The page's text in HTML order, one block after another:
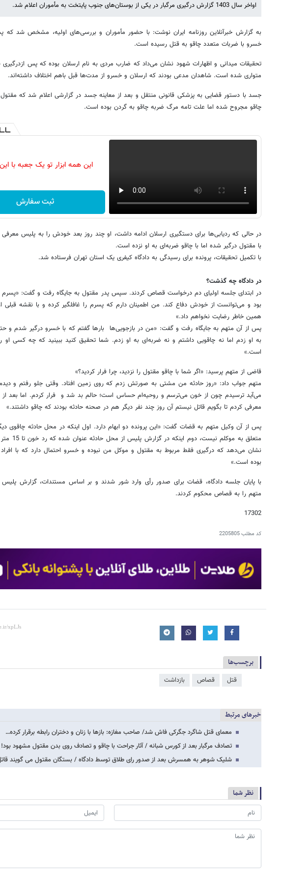
اواخر سال 1403 گزارش درگیری مرگبار در یکی از بوستان‌های جنوب پایتخت به مأموران اعلام شد.
به گزارش خبرآنلاین روزنامه ایران نوشت: با حضور مأموران و بررسی‌های اولیه، مشخص شد که
خسرو با ضربات متعدد چاقو به قتل رسیده است.
تحقیقات میدانی و اظهارات شهود نشان می‌داد که ضارب مردی به نام ارسلان بوده که پس ازدرگیری
متواری شده است. شاهدان مدعی بودند که ارسلان و خسرو از مدت‌ها قبل باهم اختلاف داشته‌اند.
جسد با دستور قضایی به پزشکی قانونی منتقل و بعد از معاینه جسد در گزارشی اعلام شد که
چاقو مجروح شده اما علت تامه مرگ ضربه چاقو به گردن بوده است.
این همه ابزار تو یک جعبه با
ثبت سفارش
در حالی که ردیابی‌ها برای دستگیری ارسلان ادامه داشت، او چند روز بعد خودش را به پلیس
با مقتول درگیر شده اما با چاقو ضربه‌ای به او نزده است.
با تکمیل تحقیقات، پرونده برای رسیدگی به دادگاه کیفری یک استان تهران فرستاده شد.
در دادگاه چه گذشت؟
در ابتدای جلسه اولیای دم درخواست قصاص کردند. سپس پدر مقتول به جایگاه رفت و گفت:
بود و می‌توانست از خودش دفاع کند. من اطمینان دارم که پسرم را غافلگیر کرده و با نقشه قبلی
همین خاطر رضایت نخواهم داد.»
پس از آن متهم به جایگاه رفت و گفت: «من در بازجویی‌ها بارها گفتم که با خسرو درگیر شدم
به او زدم اما نه چاقویی داشتم و نه ضربه‌ای به او زدم. شما تحقیق کنید ببینید که چه کسی او
است.»
قاضی از متهم پرسید: «اگر شما با چاقو مقتول را نزدید، چرا فرار کردید؟»
متهم جواب داد: «روز حادثه من مشتی به صورتش زدم که روی زمین افتاد. وقتی جلو رفتم و
می‌آید ترسیدم چون از خون می‌ترسم و روحیه‌ام حساس است؛ حالم بد شد و فرار کردم. اما بعد از
معرفی کردم تا بگویم قاتل نیستم آن روز چند نفر دیگر هم در صحنه حادثه بودند که چاقو داشتند.»
پس از آن وکیل متهم به قضات گفت: «این پرونده دو ابهام دارد. اول اینکه در محل حادثه چاقوی
متعلق به
نشان می‌دهد که درگیری فقط مربوط به مقتول و موکل من نبوده و خسرو احتمال دارد که با افراد
بوده است.»
با پایان جلسه دادگاه، قضات برای صدور رأی وارد شور شدند و بر اساس مستندات، گزارش پلیس
متهم را به قصاص محکوم کردند.
17302
کد مطلب2205805
برچسب‌ها
قتل قصاص بازداشت
خبرهای مرتبط
معمای قتل شاگرد جگرکی فاش شد/ صاحب مغازه: بازها با زنان و دختران رابطه برقرار کرده…
تصادف مرگبار بعد از کورس شبانه / آثار جراحت با چاقو و تصادف روی بدن مقتول مشهود بود!
شلیک شوهر به همسرش بعد از صدور رای طلاق توسط دادگاه / بستگان مقتول می گویند
نظر شما